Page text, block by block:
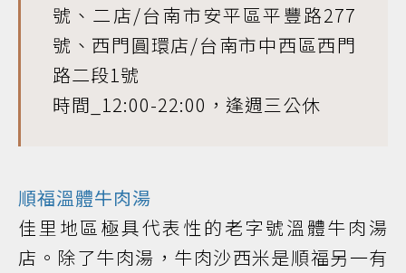
號、二店/台南市安平區平豐路277
號、西門圓環店/台南市中西區西門
路二段1號
時間_12:00-22:00，逢週三公休
順福溫體牛肉湯
佳里地區極具代表性的老字號溫體牛肉湯
店。除了牛肉湯，牛肉沙西米是順福另一有